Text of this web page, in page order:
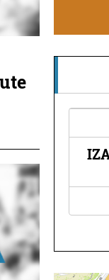
ETA
Orereta